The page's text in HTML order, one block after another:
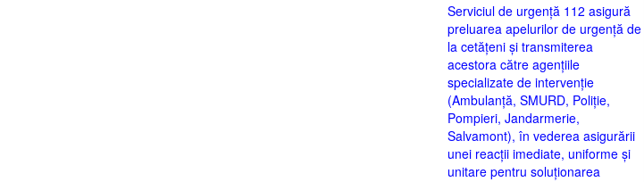
Serviciul de urgență 112 asigură
preluarea apelurilor de urgență de
la cetățeni și transmiterea
acestora către agențiile
specializate de intervenție
(Ambulanță, SMURD, Poliție,
Pompieri, Jandarmerie,
Salvamont), în vederea asigurării
unei reacții imediate, uniforme și
unitare pentru soluționarea